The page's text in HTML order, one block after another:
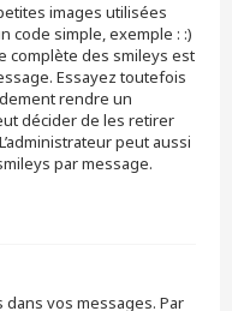
images utilisées
code simple, exemple : :)
complète des smileys est
Essayez toutefois
rendre un
décider de les retirer
peut aussi
par message.
vos messages. Par